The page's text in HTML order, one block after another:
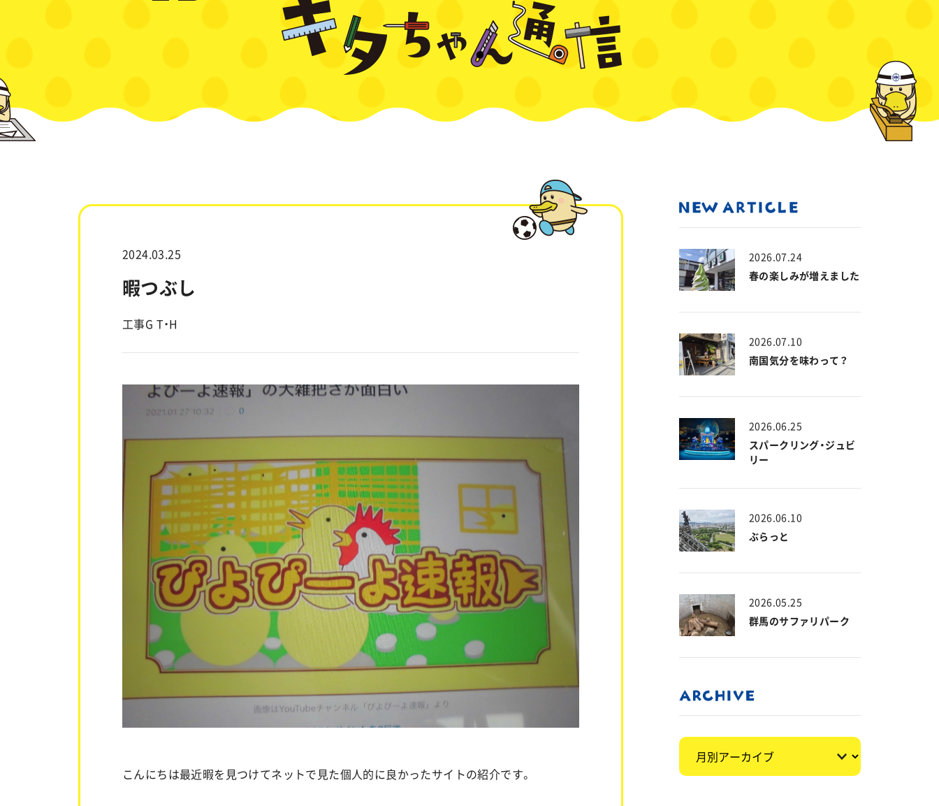
2024.03.25
暇つぶし
工事G T・H
こんにちは最近暇を見つけてネットで見た個人的に良かったサイトの紹介です。
2026.07.24
春の楽しみが増えました
2026.07.10
南国気分を味わって？
2026.06.25
スパークリング・ジュビ
リー
2026.06.10
ぶらっと
2026.05.25
群馬のサファリパーク